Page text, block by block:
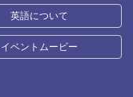
英語について
イベントムービー